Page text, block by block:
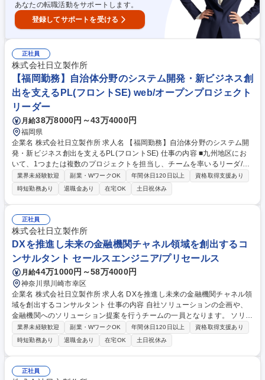
あなたの転職活動をサポートします。
登録してサポートを受ける
正社員
株式会社日立製作所
【福岡勤務】自治体分野のシステム開発・新ビジネス創
出を支えるPL(フロントSE) web/オープンプロジェクト
リーダー
月給38万8000円～43万4000円
福岡県
企業名 株式会社日立製作所 求人名 【福岡勤務】自治体分野のシステム開
発・新ビジネス創出を支えるPL(フロントSE) 仕事の内容 ■九州地区にお
いて、1つまたは複数のプロジェクトを担当し、チームを率いるリーダ/サ
ブリーダとして対応いただきます。 プロジェクトの全体の計画、推進、調
整、報告、およびパフォーマンスの管理を実施し、期待される納期、予
算、および対象範囲を守るマネジメントの立場としてプロジェクトを推進
いただきます。 組織の方向性や上長の指導のもと、プロジェクト計画を作
成し、リソース・リスク・問題等のプロジェクトの管理全般を行います。
利害関係者との関係構築を図り、ニーズおよび懸念事項を確認・対応いた
だきます。 募集職種 【福岡勤務】自治体分野のシステム開発・新ビジネ
ス創出を支えるPL(フロントSE)
業界未経験歓迎 副業・WワークOK 年間休日120日以上
資格取得支援あり
時短勤務あり
退職金あり 在宅OK 土日祝休み
正社員
株式会社日立製作所
DXを推進し未来の金融機関チャネル領域を創出するコ
ンサルタント セールスエンジニア/プリセールス
月給44万1000円～58万4000円
神奈川県川崎市幸区
企業名 株式会社日立製作所 求人名 DXを推進し未来の金融機関チャネル領
域を創出するコンサルタント 仕事の内容 自社ソリューションの企画や、
金融機関へのソリューション提案を行うチームの一員となります。 ソリュ
ーションの企画・提案を行い、導入ユーザを増やしていくことを実現しま
す。 また、顧客との協創や、生成AIを活用した提案など、未来の金融機関
チャネル領域を創るための活動も行います。 【詳細】金融機関向けのシス
テム提供を担う組織で、ソリューションの企画・提案を行います。金融機
関の声を聴き、必要とされるソリューションを企画・提案し、開発し、金
業界未経験歓迎 副業・WワークOK 年間休日120日以上
資格取得支援あり
時短勤務あり
退職金あり 在宅OK 土日祝休み
正社員